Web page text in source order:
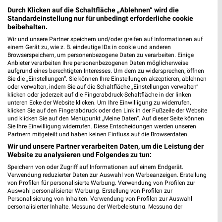
5,9 km
Mo-Mi Angebote ab 10.08.
Gültig ab Mo. 10.08.
5,8 km
Dieter Knoll
Gültig bis Fr. 14.08.
XXXLutz Kaufland
Durch Klicken auf die Schaltfläche „Ablehnen“ wird die
Standardeinstellung nur für unbedingt erforderliche cookie
beibehalten.
Wir und unsere Partner speichern und/oder greifen auf Informationen auf
einem Gerät zu, wie z. B. eindeutige IDs in cookie und anderen
Browserspeichern, um personenbezogene Daten zu verarbeiten. Einige
Anbieter verarbeiten Ihre personenbezogenen Daten möglicherweise
aufgrund eines berechtigten Interesses. Um dem zu widersprechen, öffnen
Sie die „Einstellungen“. Sie können Ihre Einstellungen akzeptieren, ablehnen
oder verwalten, indem Sie auf die Schaltfläche „Einstellungen verwalten“
klicken oder jederzeit auf die Fingerabdruck-Schaltfläche in der linken
unteren Ecke der Website klicken. Um Ihre Einwilligung zu widerrufen,
klicken Sie auf den Fingerabdruck oder den Link in der Fußzeile der Website
und klicken Sie auf den Menüpunkt „Meine Daten“. Auf dieser Seite können
Sie Ihre Einwilligung widerrufen. Diese Entscheidungen werden unseren
Partnern mitgeteilt und haben keinen Einfluss auf die Browserdaten.
Wir und unsere Partner verarbeiten Daten, um die Leistung der
Website zu analysieren und Folgendes zu tun:
Speichern von oder Zugriff auf Informationen auf einem Endgerät.
Verwendung reduzierter Daten zur Auswahl von Werbeanzeigen. Erstellung
von Profilen für personalisierte Werbung. Verwendung von Profilen zur
Auswahl personalisierter Werbung. Erstellung von Profilen zur
Personalisierung von Inhalten. Verwendung von Profilen zur Auswahl
personalisierter Inhalte. Messung der Werbeleistung. Messung der